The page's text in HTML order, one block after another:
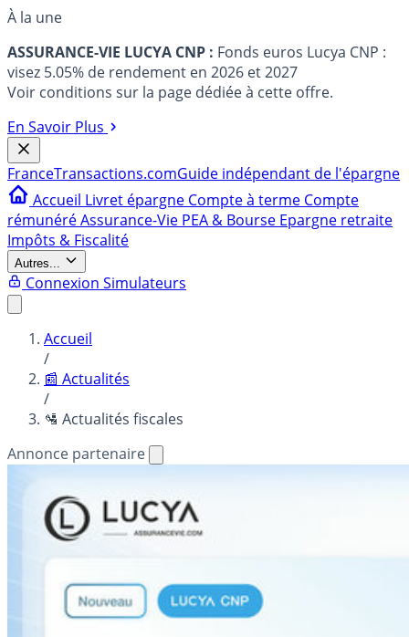
À la une
ASSURANCE-VIE LUCYA CNP : Fonds euros Lucya CNP :
visez 5.05% de rendement en 2026 et 2027
Voir conditions sur la page dédiée à cette offre.
En Savoir Plus
FranceTransactions.comGuide indépendant de l'épargne
Accueil Livret épargne Compte à terme Compte
rémunéréAssurance-Vie PEA & Bourse Epargne retraite
Impôts & Fiscalité
Autres...
Connexion Simulateurs
Accueil
/
📰 Actualités
/
🛂 Actualités fiscales
Annonce partenaire